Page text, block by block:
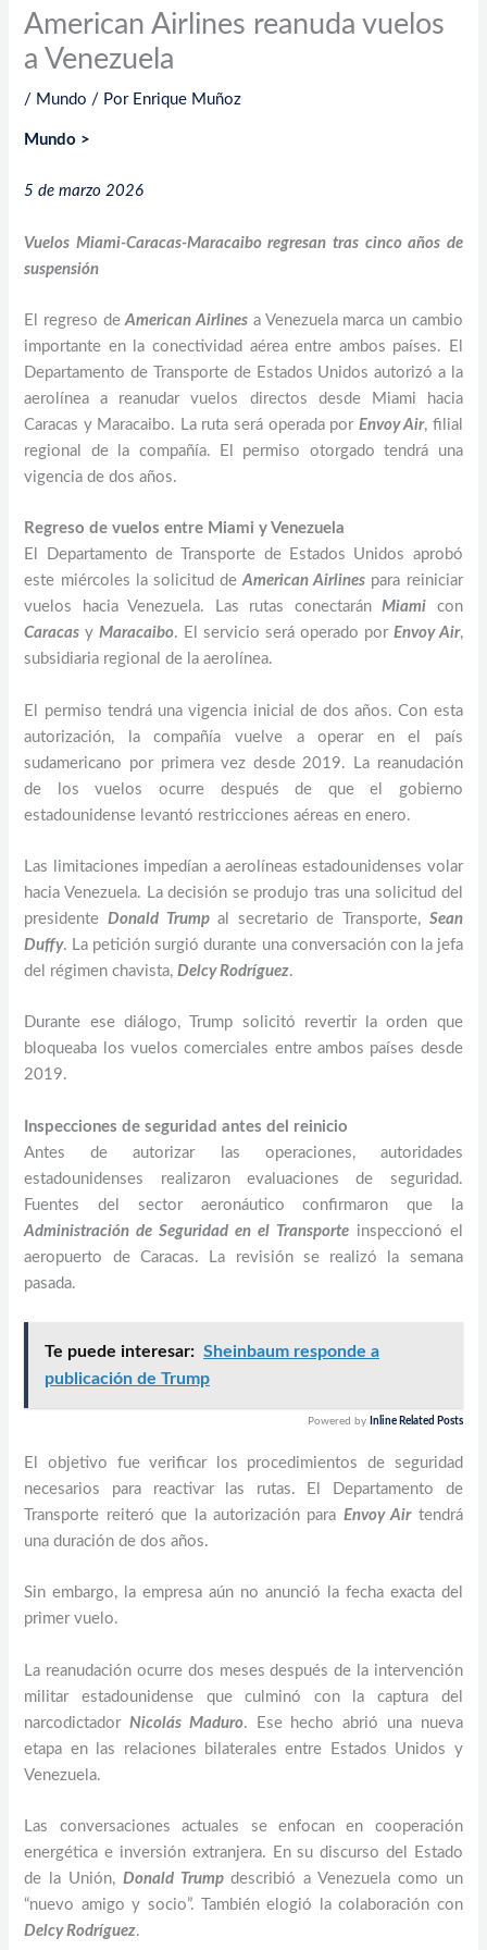
American Airlines reanuda vuelos
a Venezuela
/ Mundo / Por Enrique Muñoz
Mundo >
5 de marzo 2026
Vuelos Miami-Caracas-Maracaibo regresan tras cinco años de
suspensión
El regreso deAmerican Airlines a Venezuela marca un cambio
importante en la conectividad aérea entre ambos países. El
Departamento de Transporte de Estados Unidos autorizó a la
aerolínea a reanudar vuelos directos desde Miami hacia
Caracas y Maracaibo. La ruta será operada por Envoy Air, filial
regional de la compañía. El permiso otorgado tendrá una
vigencia de dos años.
Regreso de vuelos entre Miami y Venezuela
El Departamento de Transporte de Estados Unidos aprobó
este miércoles la solicitud deAmerican Airlines para reiniciar
vuelos hacia Venezuela. Las rutas conectaránMiami con
Caracas yMaracaibo. El servicio será operado por Envoy Air,
subsidiaria regional de la aerolínea.
El permiso tendrá una vigencia inicial de dos años. Con esta
autorización, la compañía vuelve a operar en el país
sudamericano por primera vez desde 2019. La reanudación
de los vuelos ocurre después de que el gobierno
estadounidense levantó restricciones aéreas en enero.
Las limitaciones impedían a aerolíneas estadounidenses volar
hacia Venezuela. La decisión se produjo tras una solicitud del
presidenteDonald Trumpal secretario de Transporte, Sean
Duffy. La petición surgió durante una conversación con la jefa
del régimen chavista,Delcy Rodríguez.
Durante ese diálogo, Trump solicitó revertir la orden que
bloqueaba los vuelos comerciales entre ambos países desde
2019.
Inspecciones de seguridad antes del reinicio
Antes de autorizar las operaciones, autoridades
estadounidenses realizaron evaluaciones de seguridad.
Fuentes del sector aeronáutico confirmaron que la
Administración de Seguridad en el Transporteinspeccionó el
aeropuerto de Caracas. La revisión se realizó la semana
pasada.
Te puede interesar: Sheinbaum responde a
publicación de Trump
Powered by Inline Related Posts
El objetivo fue verificar los procedimientos de seguridad
necesarios para reactivar las rutas. El Departamento de
Transporte reiteró que la autorización para Envoy Airtendrá
una duración de dos años.
Sin embargo, la empresa aún no anunció la fecha exacta del
primer vuelo.
La reanudación ocurre dos meses después de la intervención
militar estadounidense que culminó con la captura del
narcodictadorNicolás Maduro. Ese hecho abrió una nueva
etapa en las relaciones bilaterales entre Estados Unidos y
Venezuela.
Las conversaciones actuales se enfocan en cooperación
energética e inversión extranjera. En su discurso del Estado
de la Unión, Donald Trumpdescribió a Venezuela como un
“nuevo amigo y socio”. También elogió la colaboración con
Delcy Rodríguez.